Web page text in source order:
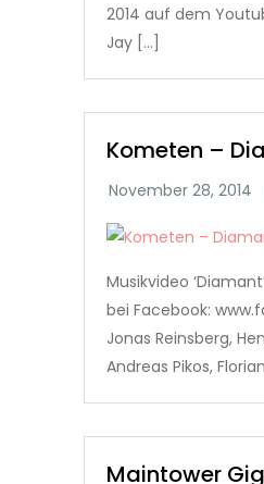
2014 auf dem
Jay […]
Kometen –
Musikvideo
bei Facebook:
Jonas Reinsberg,
Andreas Pikos,
Maintower